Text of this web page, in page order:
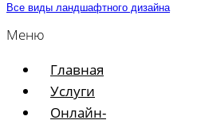
Все виды ландшафтного дизайна
Меню
Главная
Услуги
Онлайн-